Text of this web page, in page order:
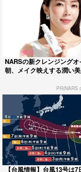
NARSの新クレンジング
朝、メイク映えする潤い
PR(NARS
【台風情報】台風13号は